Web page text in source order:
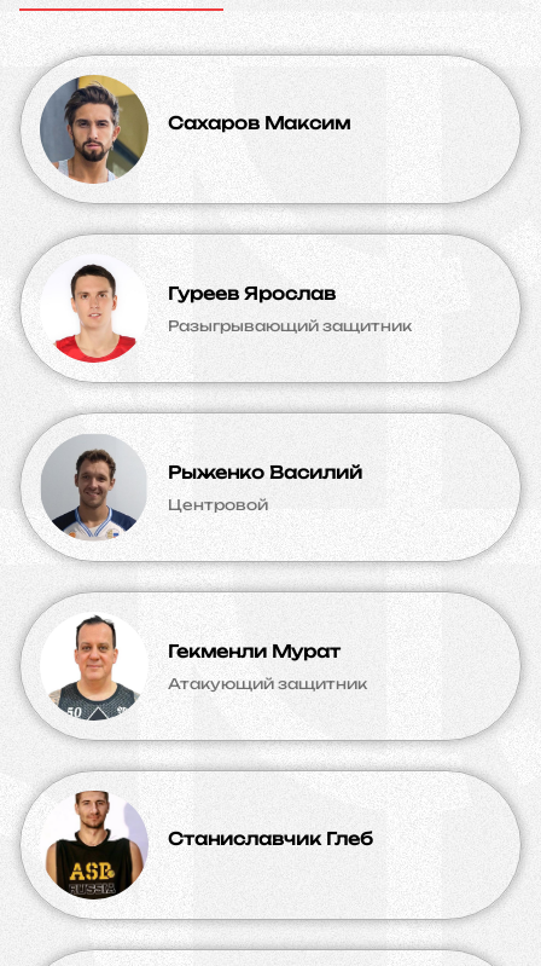
Сахаров Максим
Гуреев Ярослав
Разыгрывающий защитник
Рыженко Василий
Центровой
Гекменли Мурат
Атакующий защитник
Станиславчик Глеб